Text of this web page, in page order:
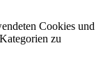
Cookies und
zu